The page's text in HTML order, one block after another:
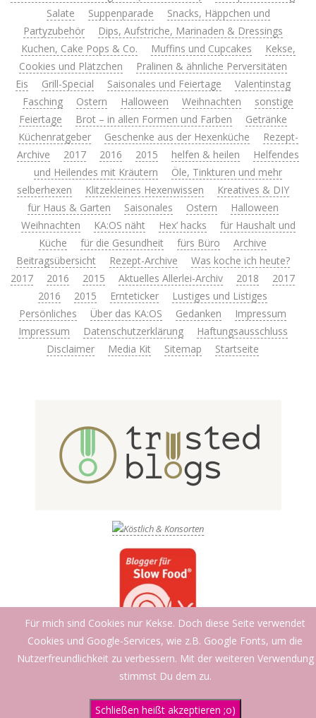
Salate
Suppenparade
Snacks, Häppchen und
Partyzubehör
Dips, Aufstriche, Marinaden & Dressings
Kuchen, Cake Pops & Co.
Muffins und Cupcakes
Kekse,
Cookies und Plätzchen
Pralinen & ähnliche Perversitäten
Eis
Grill-Special Saisonales und Feiertage
Valentinstag
Fasching
Ostern Halloween Weihnachten
sonstige
Feiertage
Brot – in allen Formen und Farben
Getränke
Küchenratgeber
Geschenke aus der Hexenküche
Rezept-
Archive
2017 2016 2015 helfen & heilen
Helfendes
und Heilendes mit Kräutern
Öle, Tinkturen und mehr
selberhexen
Klitzekleines Hexenwissen
Kreatives & DIY
für Haus & Garten
Saisonales Ostern
Halloween
Weihnachten
KA:OS näht Hex’ hacks
für Haushalt und
Küche
für die Gesundheit fürs Büro
Archive
Beitragsübersicht
Rezept-Archive
Was koche ich heute?
2017
2016 2015 Aktuelles Allerlei-Archiv 2018
2017
2016
2015 Ernteticker
Lustiges und Listiges
Persönliches
Über das KA:OS Gedanken
Impressum
Impressum
Datenschutzerklärung
Haftungsausschluss
Disclaimer
Media Kit Sitemap Startseite
Für mich sind Cookies nur Kekse. Doch diese Seite verwendet
Cookies und Google-Services, wie z.B. Google Fonts, um die
Nutzerfreundlichkeit zu verbessern. Mit der weiteren Verwendung
stimmst Du dem zu.
Schließen heißt akzeptieren ;o)